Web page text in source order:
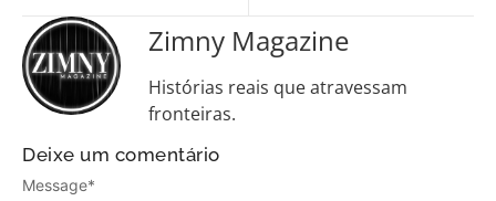
Zimny Magazine
Histórias reais que atravessam
fronteiras.
Deixe um comentário
Message*